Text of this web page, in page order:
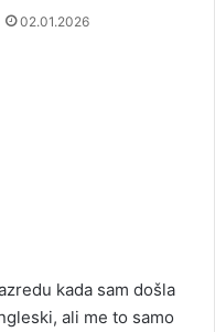
02.01.2026
kada sam došla
ali me to samo